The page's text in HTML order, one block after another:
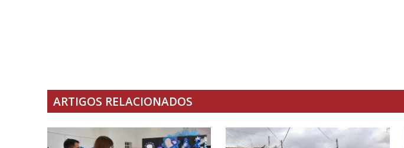
ARTIGOS RELACIONADOS